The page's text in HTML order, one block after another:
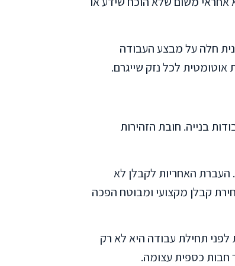
חלה על מבצע העבודה
לכל נזק שייגרם.
בנייה. חובת הזהירות
העברת האחריות לקבלן לא
קבלן מקצועי ומבוטח הפכה
תחילת עבודה היא לא רק
חבות כספית עצומה.